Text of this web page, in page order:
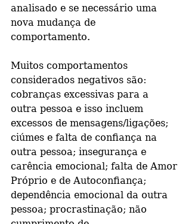
analisado e se necessário uma
nova mudança de
comportamento.
Muitos comportamentos
considerados negativos são:
cobranças excessivas para a
outra pessoa e isso incluem
excessos de mensagens/ligações;
ciúmes e falta de confiança na
outra pessoa; insegurança e
carência emocional; falta de Amor
Próprio e de Autoconfiança;
dependência emocional da outra
pessoa; procrastinação; não